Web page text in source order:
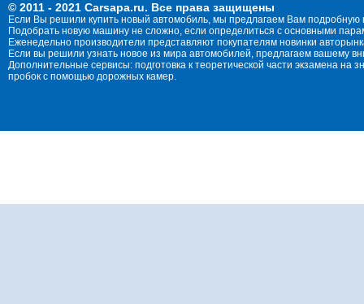
© 2011 - 2021 Carsapa.ru. Все права защищены
Если Вы решили купить новый автомобиль, мы предлагаем Вам
Подобрать новую машину не сложно, если определиться с основными
Еженедельно производители представляют покупателям новинки
Если вы решили узнать новое из мира автомобилей, предлагаем вашему
Дополнительные сервисы: подготовка к теоретической части экзамена
пробок с помощью дорожных камер.